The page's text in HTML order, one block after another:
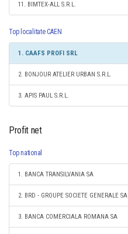
11. BIMTEX-ALL S.R.L.
Top localitate CAEN
1. CAAFS PROFI SRL
2. BONJOUR ATELIER URBAN S.R.L.
3. APIS PAUL S.R.L.
Profit net
Top national
1. BANCA TRANSILVANIA SA
2. BRD - GROUPE SOCIETE GENERALE SA
3. BANCA COMERCIALA ROMANA SA